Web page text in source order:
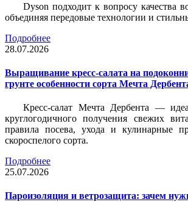
Dyson подходит к вопросу качества
объединяя передовые технологии и
Подробнее
28.07.2026
Выращивание кресс-салата на
грунте особенности сорта Мечта
Кресс-салат Мечта Дербента —
круглогодичного получения свежих
правила посева, ухода и кулинарные
скороспелого сорта.
Подробнее
25.07.2026
Пароизоляция и ветрозащита: зачем